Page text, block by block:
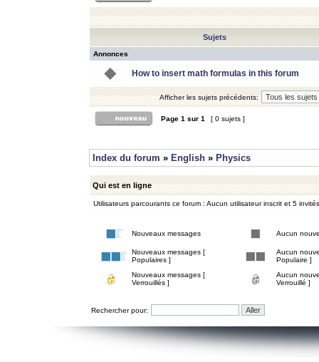
Sujets
Annonces
How to insert math formulas in this forum
Afficher les sujets précédents:
Page 1 sur 1 [ 0 sujets ]
Index du forum » English » Physics
Qui est en ligne
Utilisateurs parcourants ce forum : Aucun utilisateur inscrit et 5 invités
Nouveaux messages Aucun
Nouveaux messages [
Populaires ]
Aucun
Populaire ]
Nouveaux messages [
Verrouillés ]
Aucun
Verrouillé ]
Rechercher pour: